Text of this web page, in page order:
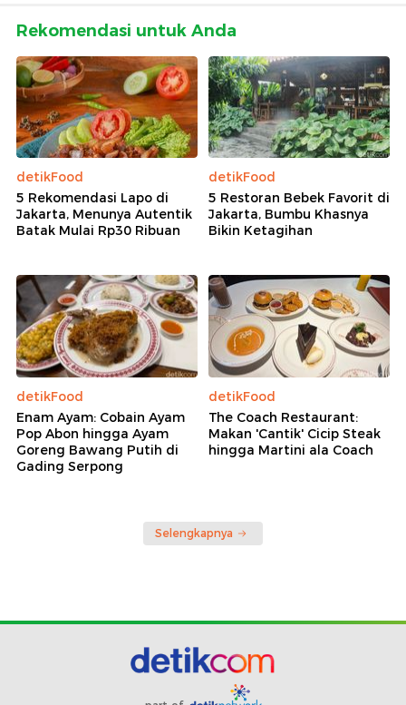
Rekomendasi untuk Anda
detikFood
5 Rekomendasi Lapo di
Jakarta, Menunya Autentik
Batak Mulai Rp30 Ribuan
detikFood
5 Restoran Bebek Favorit di
Jakarta, Bumbu Khasnya
Bikin Ketagihan
detikFood
Enam Ayam: Cobain Ayam
Pop Abon hingga Ayam
Goreng Bawang Putih di
Gading Serpong
detikFood
The Coach Restaurant:
Makan 'Cantik' Cicip Steak
hingga Martini ala Coach
Selengkapnya